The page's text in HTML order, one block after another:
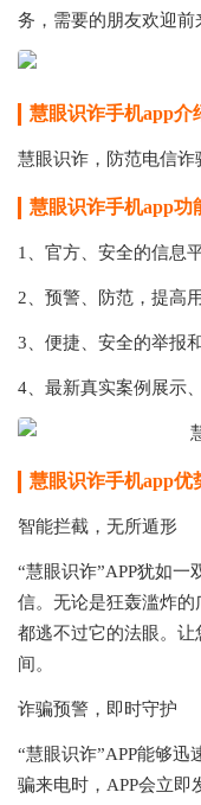
务，需要的朋友欢迎前
慧眼识诈手机app介
慧眼识诈，防范电信诈
慧眼识诈手机app功
1、官方、安全的信息
2、预警、防范，提高
3、便捷、安全的举报
4、最新真实案例展示
慧眼识诈手机app优
智能拦截，无所遁形
“慧眼识诈”APP犹如
信。无论是狂轰滥炸的
都逃不过它的法眼。
间。
诈骗预警，即时守护
“慧眼识诈”APP能够
骗来电时，APP会立即